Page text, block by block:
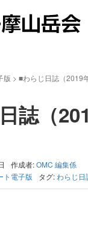
版 > ■わらじ日誌（2019
誌（
作成者:OMC 編集係
ト電子版 タグ: わらじ日